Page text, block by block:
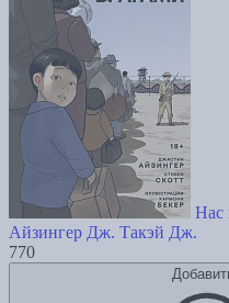
Нас
Айзингер Дж. Такэй Дж.
770